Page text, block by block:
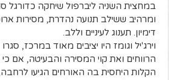
במחצית השניה ליברפול שיחקה כדורגל
ומרהיב ששילב תנועה נהדרת, מסירות
דימיון. תענוג לעיניים וללב.
וירג'יל וגומז היו יציבים מאוד במרכז,
הרווחים ואת קוי המסירה והבעיטה, אם
הקלות היחסית בה האורחים הגיעו